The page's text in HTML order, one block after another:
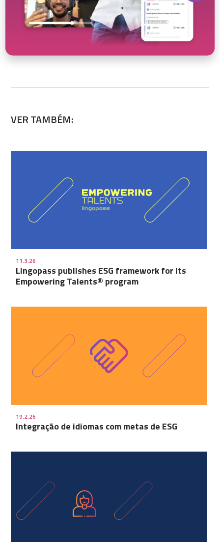
VER TAMBÉM:
11.3.26
Lingopass publishes ESG framework for its
Empowering Talents® program
19.2.26
Integração de idiomas com metas de ESG